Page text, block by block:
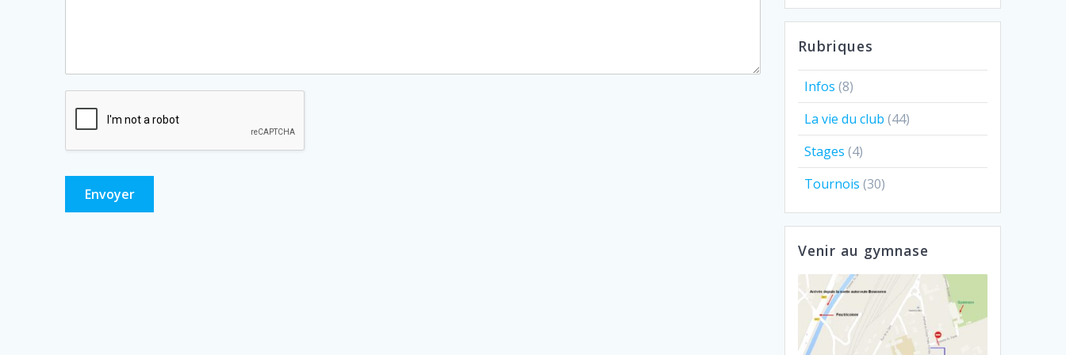
Envoyer
Rubriques
Infos (8)
La vie du club (44)
Stages (4)
Tournois (30)
Venir au gymnase